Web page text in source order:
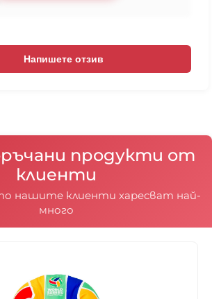
Напишете отзив
продукти от
клиенти
нашите клиенти харесват най-
много